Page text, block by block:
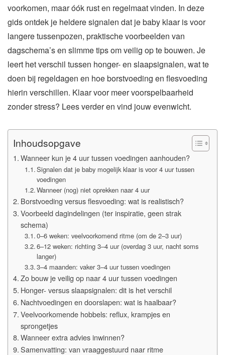
voorkomen, maar óók rust en regelmaat vinden. In deze
gids ontdek je heldere signalen dat je baby klaar is voor
langere tussenpozen, praktische voorbeelden van
dagschema’s en slimme tips om veilig op te bouwen. Je
leert het verschil tussen honger- en slaapsignalen, wat te
doen bij regeldagen en hoe borstvoeding en flesvoeding
hierin verschillen. Klaar voor meer voorspelbaarheid
zonder stress? Lees verder en vind jouw evenwicht.
Inhoudsopgave
Wanneer kun je 4 uur tussen voedingen aanhouden?
Signalen dat je baby mogelijk klaar is voor 4 uur tussen
voedingen
Wanneer (nog) niet oprekken naar 4 uur
Borstvoeding versus flesvoeding: wat is realistisch?
Voorbeeld dagindelingen (ter inspiratie, geen strak
schema)
0–6 weken: veelvoorkomend ritme (om de 2–3 uur)
6–12 weken: richting 3–4 uur (overdag 3 uur, nacht soms
langer)
3–4 maanden: vaker 3–4 uur tussen voedingen
Zo bouw je veilig op naar 4 uur tussen voedingen
Honger- versus slaapsignalen: dit is het verschil
Nachtvoedingen en doorslapen: wat is haalbaar?
Veelvoorkomende hobbels: reflux, krampjes en
sprongetjes
Wanneer extra advies inwinnen?
Samenvatting: van vraaggestuurd naar ritme